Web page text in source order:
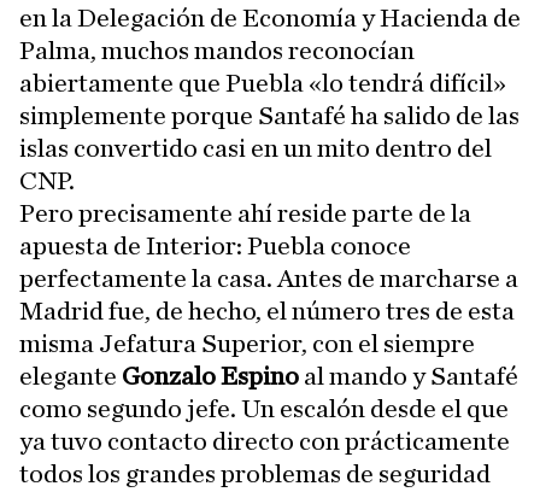
en la Delegación de Economía y Hacienda de
Palma, muchos mandos reconocían
abiertamente que Puebla «lo tendrá difícil»
simplemente porque Santafé ha salido de las
islas convertido casi en un mito dentro del
CNP.
Pero precisamente ahí reside parte de la
apuesta de Interior: Puebla conoce
perfectamente la casa. Antes de marcharse a
Madrid fue, de hecho, el número tres de esta
misma Jefatura Superior, con el siempre
elegante Gonzalo Espino al mando y Santafé
como segundo jefe. Un escalón desde el que
ya tuvo contacto directo con prácticamente
todos los grandes problemas de seguridad